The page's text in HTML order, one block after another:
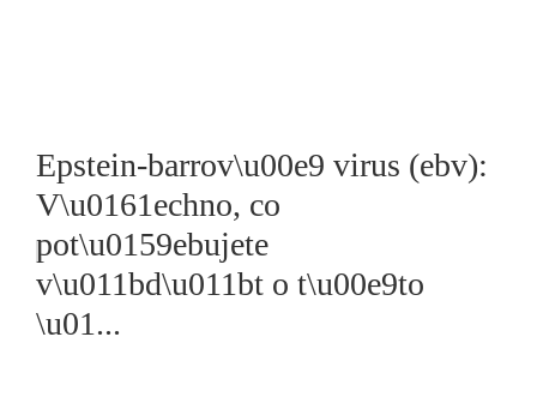
Epstein-barrov\u00e9 virus (ebv):
V\u0161echno, co
pot\u0159ebujete
v\u011bd\u011bt o t\u00e9to
\u01...